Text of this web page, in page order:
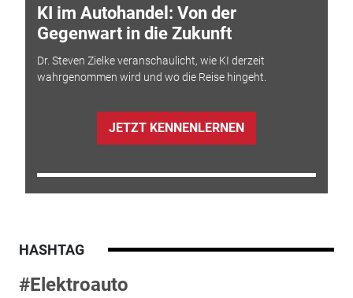
KI im Autohandel: Von der
Gegenwart in die Zukunft
Dr. Steven Zielke veranschaulicht, wie KI derzeit
wahrgenommen wird und wo die Reise hingeht.
JETZT KENNENLERNEN
HASHTAG
#Elektroauto